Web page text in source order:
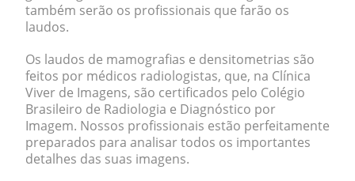
também serão os profissionais que farão os
laudos.
Os laudos de mamografias e densitometrias são
feitos por médicos radiologistas, que, na Clínica
Viver de Imagens, são certificados pelo Colégio
Brasileiro de Radiologia e Diagnóstico por
Imagem. Nossos profissionais estão perfeitamente
preparados para analisar todos os importantes
detalhes das suas imagens.